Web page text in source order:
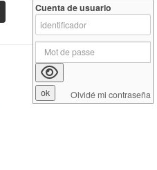
Cuenta de usuario
Olvidé mi contraseña